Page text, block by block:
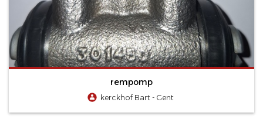
rempomp
kerckhof Bart - Gent